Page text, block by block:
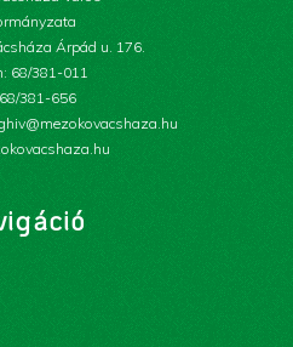
Árpád u. 176.
68/381-011
381-656